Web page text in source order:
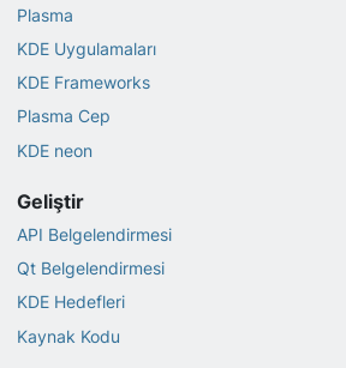
Plasma
KDE Uygulamaları
KDE Frameworks
Plasma Cep
KDE neon
Geliştir
API Belgelendirmesi
Qt Belgelendirmesi
KDE Hedefleri
Kaynak Kodu